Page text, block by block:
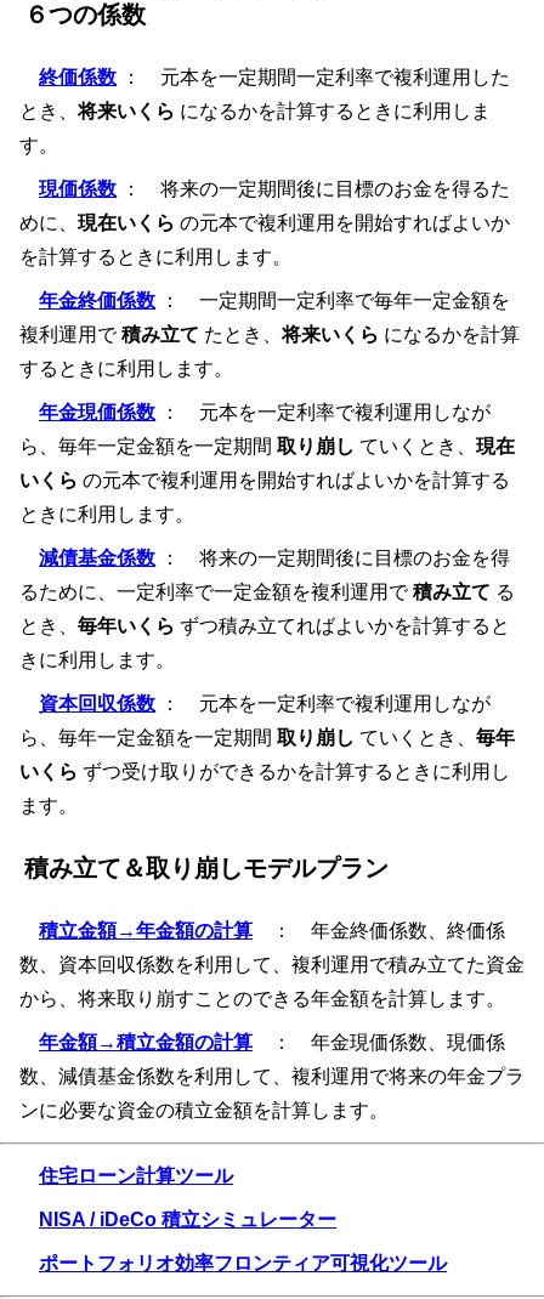
６つの係数
終価係数 ： 元本を一定期間一定利率で複利運用した
とき、将来いくら になるかを計算するときに利用しま
す。
現価係数 ： 将来の一定期間後に目標のお金を得るた
めに、 現在いくら の元本で複利運用を開始すればよいか
を計算するときに利用します。
年金終価係数 ： 一定期間一定利率で毎年一定金額を
複利運用で積み立て たとき、将来いくら になるかを計算
するときに利用します。
年金現価係数 ： 元本を一定利率で複利運用しなが
ら、毎年一定金額を一定期間 取り崩し ていくとき、 現在
いくら の元本で複利運用を開始すればよいかを計算する
ときに利用します。
減債基金係数 ： 将来の一定期間後に目標のお金を得
るために、一定利率で一定金額を複利運用で積み立て る
とき、 毎年いくら ずつ積み立てればよいかを計算すると
きに利用します。
資本回収係数 ： 元本を一定利率で複利運用しなが
ら、毎年一定金額を一定期間 取り崩し ていくとき、 毎年
いくら ずつ受け取りができるかを計算するときに利用し
ます。
積み立て＆取り崩しモデルプラン
積立金額→年金額の計算 ： 年金終価係数、終価係
数、資本回収係数を利用して、複利運用で積み立てた資金
から、将来取り崩すことのできる年金額を計算します。
年金額→積立金額の計算 ： 年金現価係数、現価係
数、減債基金係数を利用して、複利運用で将来の年金プラ
ンに必要な資金の積立金額を計算します。
住宅ローン計算ツール
NISA / iDeCo 積立シミュレーター
ポートフォリオ効率フロンティア可視化ツール